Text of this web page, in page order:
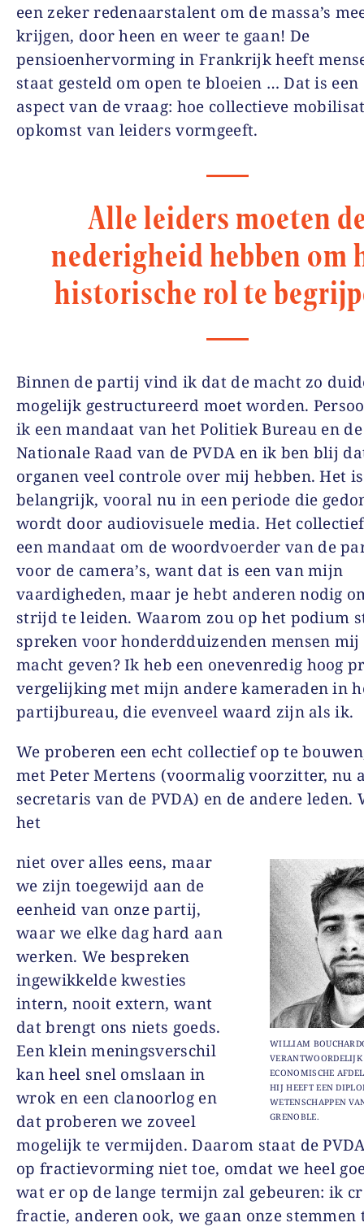
een zeker redenaarstalent om de massa’s
krijgen, door heen en weer te gaan! De
pensioenhervorming in Frankrijk heeft
staat gesteld om open te bloeien … Dat is een
aspect van de vraag: hoe collectieve
opkomst van leiders vormgeeft.
Alle leiders moeten
nederigheid hebben om
historische rol te
Binnen de partij vind ik dat de macht zo
mogelijk gestructureerd moet worden.
ik een mandaat van het Politiek Bureau en de
Nationale Raad van de PVDA en ik ben blij
organen veel controle over mij hebben. Het
belangrijk, vooral nu in een periode die
wordt door audiovisuele media. Het
een mandaat om de woordvoerder van de
voor de camera’s, want dat is een van mijn
vaardigheden, maar je hebt anderen nodig
strijd te leiden. Waarom zou op het podium
spreken voor honderdduizenden mensen mij
macht geven? Ik heb een onevenredig hoog
vergelijking met mijn andere kameraden in
partijbureau, die evenveel waard zijn als ik.
We proberen een echt collectief op te
met Peter Mertens (voormalig voorzitter, nu
secretaris van de PVDA) en de andere leden.
het
WILLIAM
ECONOMISCHE
HIJ HEEFT EEN
WETENSCHAPPEN
GRENOBLE.
niet over alles eens, maar
we zijn toegewijd aan de
eenheid van onze partij,
waar we elke dag hard aan
werken. We bespreken
ingewikkelde kwesties
intern, nooit extern, want
dat brengt ons niets goeds.
Een klein meningsverschil
kan heel snel omslaan in
wrok en een clanoorlog en
dat proberen we zoveel
mogelijk te vermijden. Daarom staat de
op fractievorming niet toe, omdat we heel
wat er op de lange termijn zal gebeuren: ik
fractie, anderen ook, we gaan onze stemmen